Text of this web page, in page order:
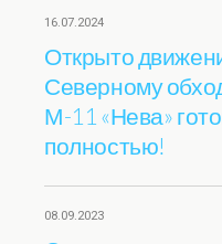
16.07.2024
Открыто
Северному
М-11 «Нева»
полностью!
08.09.2023